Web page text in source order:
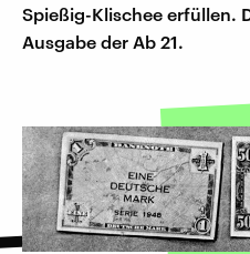
Spießig-Klischee erfüllen.
Ausgabe der Ab 21.